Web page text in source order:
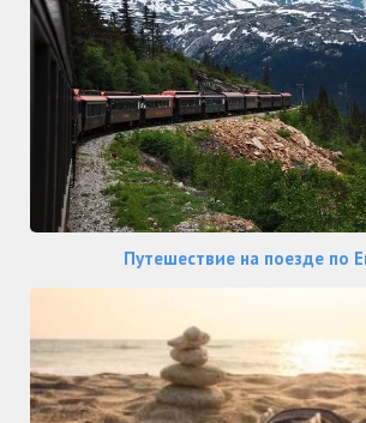
Путешествие на поезде по